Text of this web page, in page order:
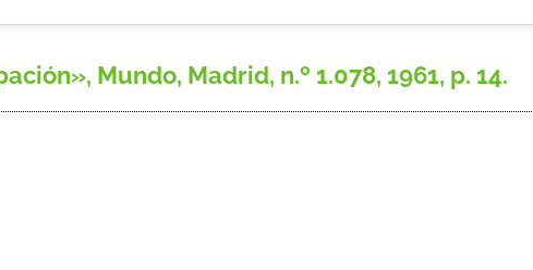
Mundo, Madrid, n.º 1.078, 1961, p. 14.